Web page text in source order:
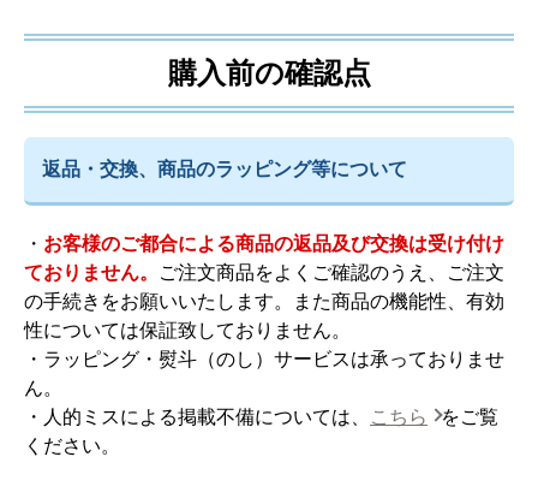
購入前の確認点
返品・交換、商品のラッピング等について
・ お客様のご都合による商品の返品及び交換は受け付け
ておりません。
ご注文商品をよくご確認のうえ、ご注文
の手続きをお願いいたします。また商品の機能性、有効
性については保証致しておりません。
・ラッピング・熨斗（のし）サービスは承っておりませ
ん。
・人的ミスによる掲載不備については、
こちら
をご覧
ください。